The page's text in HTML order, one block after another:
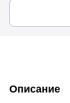
Описание